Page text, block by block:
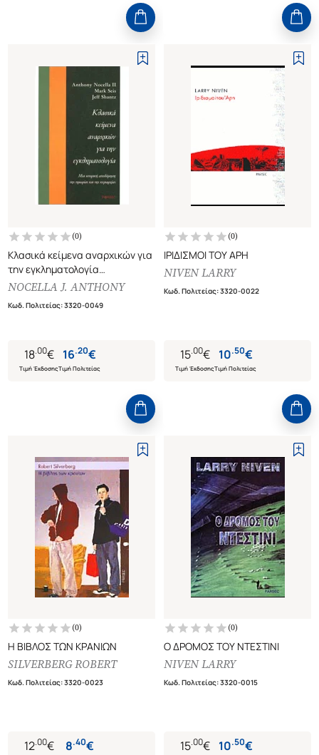
(0)
Κλασικά κείμενα αναρχικών για
την εγκληματολογία
Μια ιστορική αποδόμηση τις
NOCELLA J. ANTHONY
Κωδ. Πολιτείας:3320-0049
18.00€
Τιμή Έκδοσης
16.20€
Τιμή Πολιτείας
(0)
ΙΡΙΔΙΣΜΟΙ ΤΟΥ ΑΡΗ
NIVEN LARRY
Κωδ. Πολιτείας:3320-0022
15.00€
Τιμή Έκδοσης
10.50€
Τιμή Πολιτείας
(0)
Η ΒΙΒΛΟΣ ΤΩΝ ΚΡΑΝΙΩΝ
SILVERBERG ROBERT
Κωδ. Πολιτείας:3320-0023
12.00€ 8.40€
(0)
Ο ΔΡΟΜΟΣ ΤΟΥ ΝΤΕΣΤΙΝΙ
NIVEN LARRY
Κωδ. Πολιτείας:3320-0015
15.00€ 10.50€